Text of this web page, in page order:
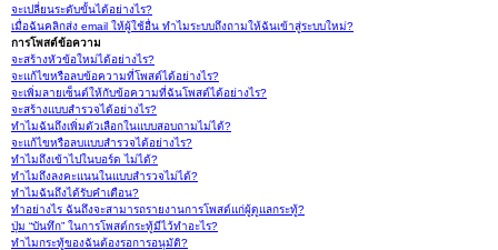
จะเปลี่ยนระดับขั้นได้อย่างไร?
เมื่อฉันคลิกส่ง email ให้ผู้ใช้อื่น ทำไมระบบถึงถามให้ฉันเข้าสู่ระบบใหม่?
การโพสต์ข้อความ
จะสร้างหัวข้อใหม่ได้อย่างไร?
จะแก้ไขหรือลบข้อความที่โพสต์ได้อย่างไร?
จะเพิ่มลายเซ็นต์ให้กับข้อความที่ฉันโพสต์ได้อย่างไร?
จะสร้างแบบสำรวจได้อย่างไร?
ทำไมฉันถึงเพิ่มตัวเลือกในแบบสอบถามไม่ได้?
จะแก้ไขหรือลบแบบสำรวจได้อย่างไร?
ทำไมถึงเข้าไปในบอร์ด ไม่ได้?
ทำไมถึงลงคะแนนในแบบสำรวจไม่ได้?
ทำไมฉันถึงได้รับคำเตือน?
ทำอย่างไร ฉันถึงจะสามารถรายงานการโพสต์แก่ผู้ดูแลกระทู้?
ปุ่ม “บันทึก” ในการโพสต์กระทู้มีไว้ทำอะไร?
ทำไมกระทู้ของฉันต้องรอการอนุมัติ?